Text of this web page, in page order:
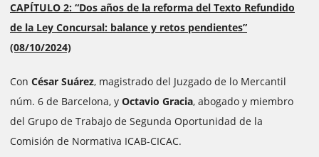
CAPÍTULO 2: “Dos años de la reforma del Texto Refundido
de la Ley Concursal: balance y retos pendientes”
(08/10/2024)
Con César Suárez, magistrado del Juzgado de lo Mercantil
núm. 6 de Barcelona, ​​y Octavio Gracia, abogado y miembro
del Grupo de Trabajo de Segunda Oportunidad de la
Comisión de Normativa ICAB-CICAC.